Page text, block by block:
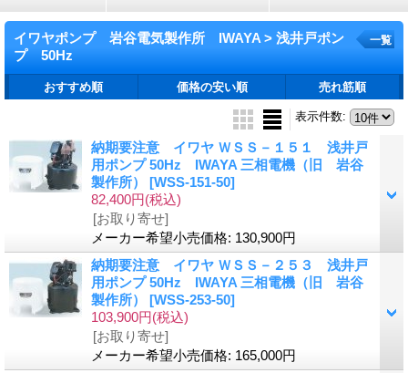
イワヤポンプ 岩谷電気製作所 IWAYA > 浅井戸ポン
プ 50Hz
一覧
おすすめ順 価格の安い順 売れ筋順
表示件数:
納期要注意 イワヤ ＷＳＳ－１５１ 浅井戸
用ポンプ 50Hz IWAYA 三相電機（旧 岩谷
製作所） [WSS-151-50]
82,400円(税込)
[お取り寄せ]
メーカー希望小売価格: 130,900円
納期要注意 イワヤ ＷＳＳ－２５３ 浅井戸
用ポンプ 50Hz IWAYA 三相電機（旧 岩谷
製作所） [WSS-253-50]
103,900円(税込)
[お取り寄せ]
メーカー希望小売価格: 165,000円